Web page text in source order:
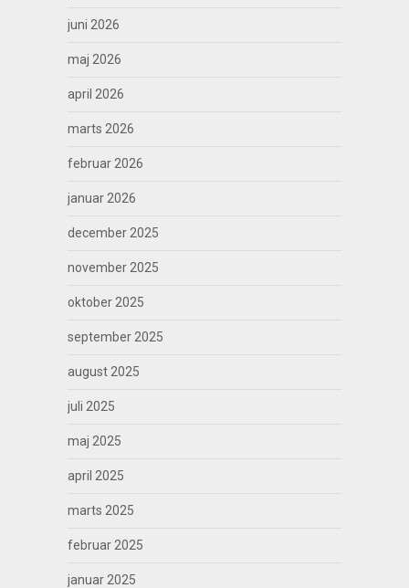
juni 2026
maj 2026
april 2026
marts 2026
februar 2026
januar 2026
december 2025
november 2025
oktober 2025
september 2025
august 2025
juli 2025
maj 2025
april 2025
marts 2025
februar 2025
januar 2025